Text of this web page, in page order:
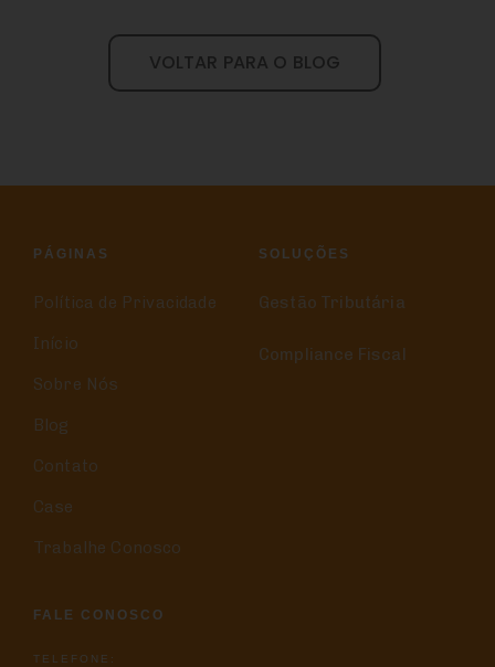
VOLTAR PARA O BLOG
PÁGINAS
Política de Privacidade
Início
Sobre Nós
Blog
Contato
Case
Trabalhe Conosco
SOLUÇÕES
Gestão Tributária
Compliance Fiscal
FALE CONOSCO
TELEFONE: